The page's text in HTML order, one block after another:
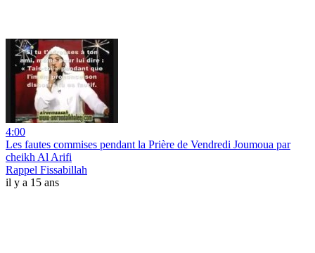
4:00
Les fautes commises pendant la Prière de Vendredi Joumoua par
cheikh Al Arifi
Rappel Fissabillah
il y a 15 ans